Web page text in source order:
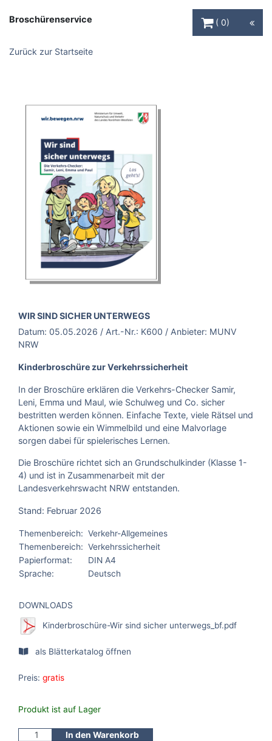
Broschürenservice
0
Zurück zur Startseite
BROSCHÜRE:
WIR SIND SICHER UNTERWEGS
Datum: 05.05.2026 / Art.-Nr.: K600 / Anbieter: MUNV
NRW
Kinderbroschüre zur Verkehrssicherheit
In der Broschüre erklären die Verkehrs-Checker Samir,
Leni, Emma und Maul, wie Schulweg und Co. sicher
bestritten werden können. Einfache Texte, viele Rätsel und
Aktionen sowie ein Wimmelbild und eine Malvorlage
sorgen dabei für spielerisches Lernen.
Die Broschüre richtet sich an Grundschulkinder (Klasse 1-
4) und ist in Zusammenarbeit mit der
Landesverkehrswacht NRW entstanden.
Stand: Februar 2026
Themenbereich: Verkehr-Allgemeines
Themenbereich: Verkehrssicherheit
Papierformat:
DIN A4
Sprache:
Deutsch
DOWNLOADS
Kinderbroschüre-Wir sind sicher unterwegs_bf.pdf
als Blätterkatalog öffnen
Preis: gratis
Produkt ist auf Lager
In den Warenkorb